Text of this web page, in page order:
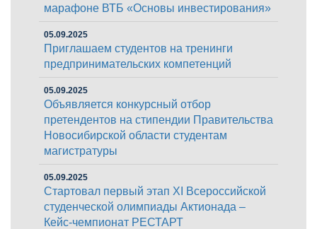
марафоне ВТБ «Основы инвестирования»
05.09.2025
Приглашаем студентов на тренинги
предпринимательских компетенций
05.09.2025
Объявляется конкурсный отбор
претендентов на стипендии Правительства
Новосибирской области студентам
магистратуры
05.09.2025
Стартовал первый этап XI Всероссийской
студенческой олимпиады Актионада –
Кейс-чемпионат РЕСТАРТ